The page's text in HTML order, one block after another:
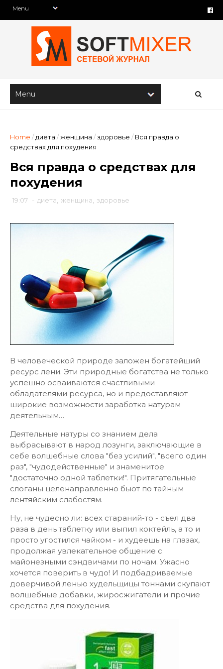
Home / диета /женщина /здоровье / Вся правда о
средствах для похудения
Вся правда о средствах для
похудения
19:07 - диета женщина здоровье
В человеческой природе заложен богатейший
ресурс лени. Эти природные богатства не только
успешно осваиваются счастливыми
обладателями ресурса, но и предоставляют
широкие возможности заработка натурам
деятельным…
Деятельные натуры со знанием дела
выбрасывают в народ лозунги, заключающие в
себе волшебные слова "без усилий", "всего один
раз", "чудодейственные" и знаменитое
"достаточно одной таблетки!". Притягательные
слоганы целенаправленно бьют по тайным
лентяйским слабостям.
Ну, не чудесно ли: всех стараний-то - съел два
раза в день таблетку или выпил коктейль, а то и
просто угостился чайком - и худеешь на глазах,
продолжая увлекательное общение с
майонезными сэндвичами по ночам. Ужасно
хочется поверить в чудо! И подбадриваемые
доверчивой ленью худельщицы тоннами скупают
волшебные добавки, жиросжигатели и прочие
средства для похудения.